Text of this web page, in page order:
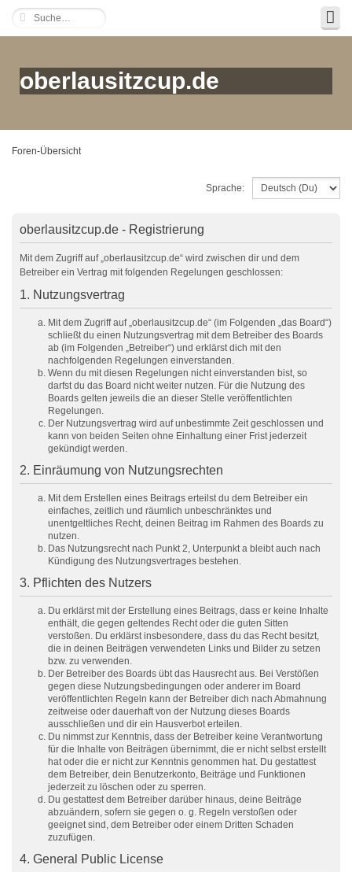
oberlausitzcup.de
Foren-Übersicht
Sprache:
oberlausitzcup.de - Registrierung
Mit dem Zugriff auf „oberlausitzcup.de“ wird zwischen dir und dem
Betreiber ein Vertrag mit folgenden Regelungen geschlossen:
1. Nutzungsvertrag
Mit dem Zugriff auf „oberlausitzcup.de“ (im Folgenden „das Board“)
schließt du einen Nutzungsvertrag mit dem Betreiber des Boards
ab (im Folgenden „Betreiber“) und erklärst dich mit den
nachfolgenden Regelungen einverstanden.
Wenn du mit diesen Regelungen nicht einverstanden bist, so
darfst du das Board nicht weiter nutzen. Für die Nutzung des
Boards gelten jeweils die an dieser Stelle veröffentlichten
Regelungen.
Der Nutzungsvertrag wird auf unbestimmte Zeit geschlossen und
kann von beiden Seiten ohne Einhaltung einer Frist jederzeit
gekündigt werden.
2. Einräumung von Nutzungsrechten
Mit dem Erstellen eines Beitrags erteilst du dem Betreiber ein
einfaches, zeitlich und räumlich unbeschränktes und
unentgeltliches Recht, deinen Beitrag im Rahmen des Boards zu
nutzen.
Das Nutzungsrecht nach Punkt 2, Unterpunkt a bleibt auch nach
Kündigung des Nutzungsvertrages bestehen.
3. Pflichten des Nutzers
Du erklärst mit der Erstellung eines Beitrags, dass er keine Inhalte
enthält, die gegen geltendes Recht oder die guten Sitten
verstoßen. Du erklärst insbesondere, dass du das Recht besitzt,
die in deinen Beiträgen verwendeten Links und Bilder zu setzen
bzw. zu verwenden.
Der Betreiber des Boards übt das Hausrecht aus. Bei Verstößen
gegen diese Nutzungsbedingungen oder anderer im Board
veröffentlichten Regeln kann der Betreiber dich nach Abmahnung
zeitweise oder dauerhaft von der Nutzung dieses Boards
ausschließen und dir ein Hausverbot erteilen.
Du nimmst zur Kenntnis, dass der Betreiber keine Verantwortung
für die Inhalte von Beiträgen übernimmt, die er nicht selbst erstellt
hat oder die er nicht zur Kenntnis genommen hat. Du gestattest
dem Betreiber, dein Benutzerkonto, Beiträge und Funktionen
jederzeit zu löschen oder zu sperren.
Du gestattest dem Betreiber darüber hinaus, deine Beiträge
abzuändern, sofern sie gegen o. g. Regeln verstoßen oder
geeignet sind, dem Betreiber oder einem Dritten Schaden
zuzufügen.
4. General Public License